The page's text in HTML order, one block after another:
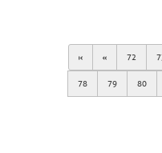
First Previous
72
78 79 80